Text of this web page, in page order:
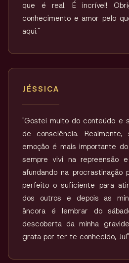
que é real. É incrível!
conhecimento e amor pelo
aqui."
JÉSSICA
"Gostei muito do conteúdo e
de consciência.
emoção é mais importante
sempre vivi na repreensão
afundando na procrastinação
perfeito o suficiente para
dos outros e depois as
âncora é lembrar do
descoberta da minha
grata por ter te conhecido, Ju!"